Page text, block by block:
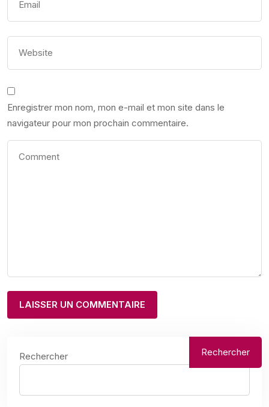
Enregistrer mon nom, mon e-mail et mon site dans le
navigateur pour mon prochain commentaire.
Rechercher Rechercher